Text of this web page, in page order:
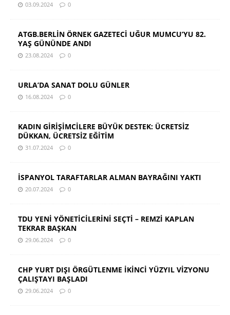
03.09.2024 0
ATGB.BERLİN ÖRNEK GAZETECİ UĞUR MUMCU’YU 82.
YAŞ GÜNÜNDE ANDI
23.08.2024 0
URLA’DA SANAT DOLU GÜNLER
16.08.2024 0
KADIN GİRİŞİMCİLERE BÜYÜK DESTEK: ÜCRETSİZ
DÜKKAN, ÜCRETSİZ EĞİTİM
31.07.2024 0
İSPANYOL TARAFTARLAR ALMAN BAYRAĞINI YAKTI
20.07.2024 0
TDU YENİ YÖNETİCİLERİNİ SEÇTİ – REMZİ KAPLAN
TEKRAR BAŞKAN
29.06.2024 0
CHP YURT DIŞI ÖRGÜTLENME İKİNCİ YÜZYIL VİZYONU
ÇALIŞTAYI BAŞLADI
29.06.2024 0